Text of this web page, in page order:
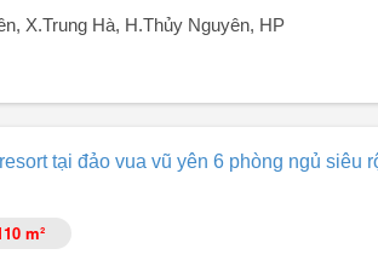
X.Trung Hà, H.Thủy Nguyên, HP
GIỚI TINH HOA!
sớm mai thức dậy đều tràn ngập ánh sáng
sự thịnh vượng:
tại đảo vua vũ yên 6 phòng ngủ siêu
m²